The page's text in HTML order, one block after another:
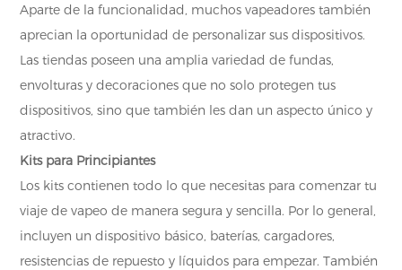
Aparte de la funcionalidad, muchos vapeadores también
aprecian la oportunidad de personalizar sus dispositivos.
Las tiendas poseen una amplia variedad de fundas,
envolturas y decoraciones que no solo protegen tus
dispositivos, sino que también les dan un aspecto único y
atractivo.
Kits para Principiantes
Los kits contienen todo lo que necesitas para comenzar tu
viaje de vapeo de manera segura y sencilla. Por lo general,
incluyen un dispositivo básico, baterías, cargadores,
resistencias de repuesto y líquidos para empezar. También